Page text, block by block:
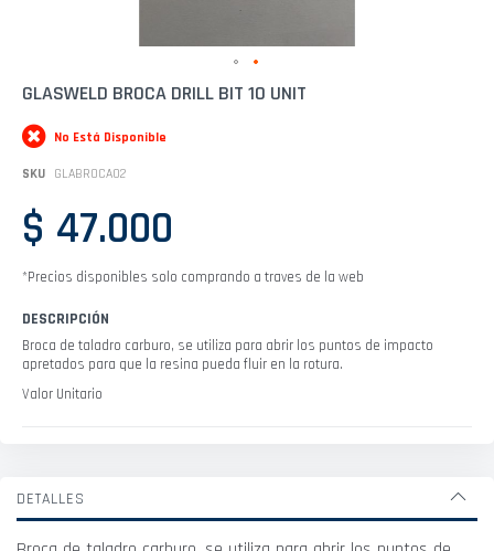
Saltar
comienzo
de
galería
imágenes
GLASWELD BROCA DRILL BIT 10 UNIT
No Está Disponible
SKU GLABROCA02
$ 47.000
*Precios disponibles solo comprando a traves de la web
DESCRIPCIÓN
Broca de taladro carburo, se utiliza para abrir los puntos de impacto
apretados para que la resina pueda fluir en la rotura.
Valor Unitario
DETALLES